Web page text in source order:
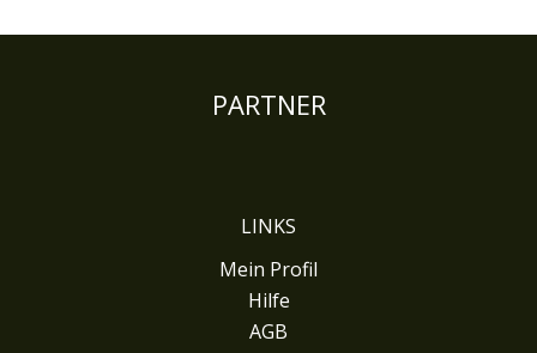
PARTNER
LINKS
Mein Profil
Hilfe
AGB